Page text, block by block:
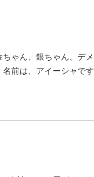
ゃん、銀ちゃん、デ
前は、アイーシャで